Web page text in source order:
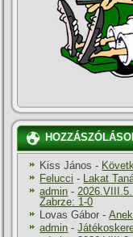
Kiss János -
Felucci - Lakat
admin -
Zabrze: 1-0
Lovas Gábor -
admin -